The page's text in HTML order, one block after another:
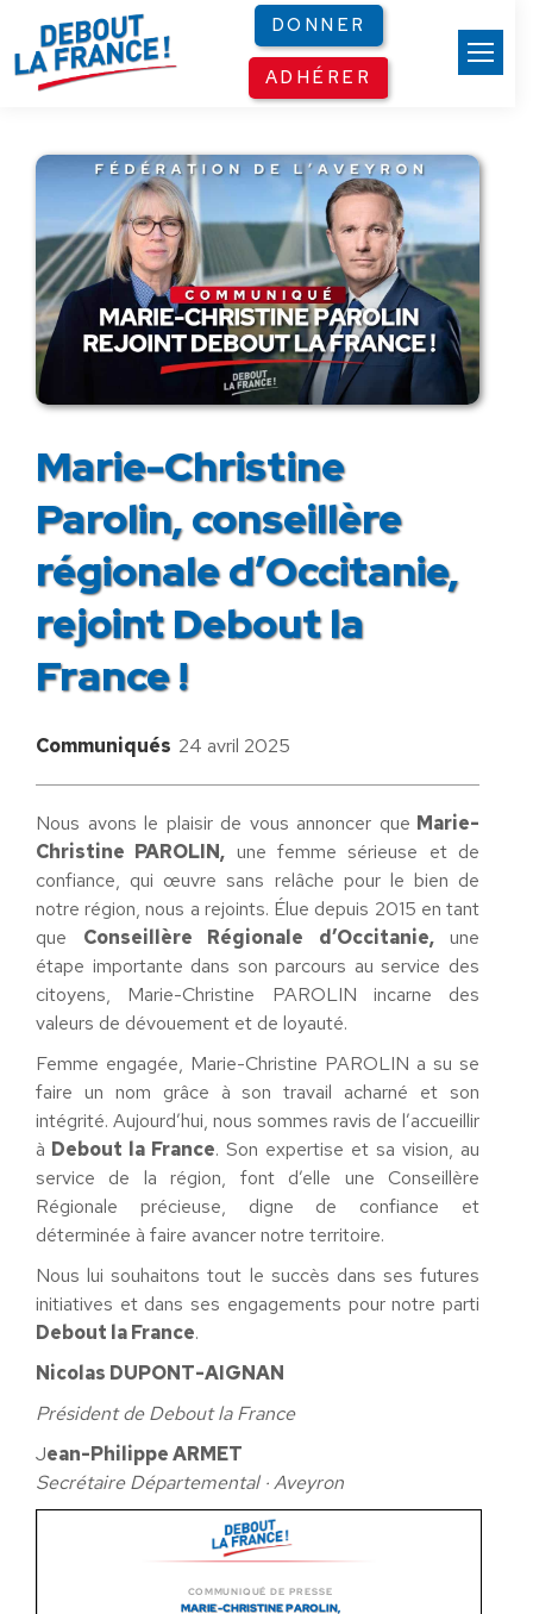
DONNER
ADHÉRER
Marie-Christine
Parolin, conseillère
régionale d’Occitanie,
rejoint Debout la
France !
Communiqués 24 avril 2025
Nous avons le plaisir de vous annoncer que Marie-
Christine PAROLIN, une femme sérieuse et de
confiance, qui œuvre sans relâche pour le bien de
notre région, nous a rejoints. Élue depuis 2015 en tant
que Conseillère Régionale d’Occitanie,une
étape importante dans son parcours au service des
citoyens, Marie-Christine PAROLIN incarne des
valeurs de dévouement et de loyauté.
Femme engagée, Marie-Christine PAROLIN a su se
faire un nom grâce à son travail acharné et son
intégrité. Aujourd’hui, nous sommes ravis de l’accueillir
à Debout la France. Son expertise et sa vision, au
service de la région, font d’elle une Conseillère
Régionale précieuse, digne de confiance et
déterminée à faire avancer notre territoire.
Nous lui souhaitons tout le succès dans ses futures
initiatives et dans ses engagements pour notre parti
Debout la France.
Nicolas DUPONT-AIGNAN
Président de Debout la France
Jean-Philippe ARMET
Secrétaire Départemental · Aveyron
Panneau de gestion des cookies